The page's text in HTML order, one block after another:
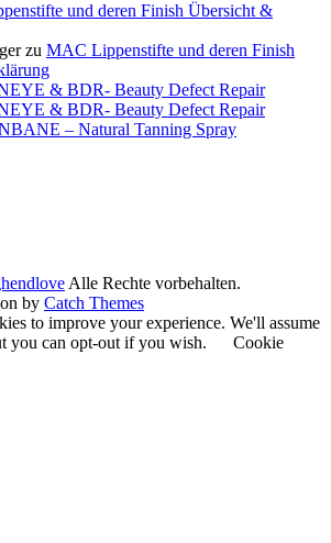
und deren Finish Übersicht &
zu MAC Lippenstifte und deren Finish
& BDR- Beauty Defect Repair
& BDR- Beauty Defect Repair
– Natural Tanning Spray
Alle Rechte vorbehalten.
by Catch Themes
to improve your experience. We'll assume
you can opt-out if you wish.
Cookie